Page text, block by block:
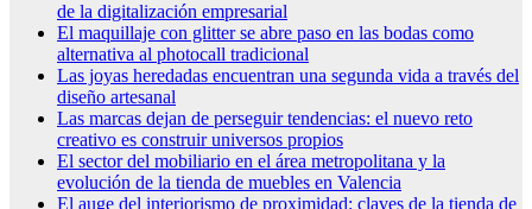
de la digitalización empresarial
El maquillaje con glitter se abre paso en las bodas como
alternativa al photocall tradicional
Las joyas heredadas encuentran una segunda vida a través del
diseño artesanal
Las marcas dejan de perseguir tendencias: el nuevo reto
creativo es construir universos propios
El sector del mobiliario en el área metropolitana y la
evolución de la tienda de muebles en Valencia
El auge del interiorismo de proximidad: claves de la tienda de